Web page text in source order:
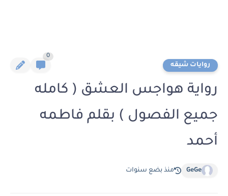
روايات شيقه
0
رواية هواجس العشق ( كامله
جميع الفصول ) بقلم فاطمه
أحمد
GeGe منذ بضع سنوات